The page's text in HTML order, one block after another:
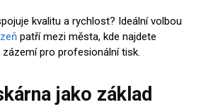
kvalitu a rychlost? Ideální volbou
patří mezi města, kde najdete
pro profesionální tisk.
jako základ